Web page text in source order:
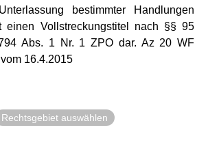
bestimmter Handlungen
einen Vollstreckungstitel nach §§ 95
Abs. 1 Nr. 1 ZPO dar. Az 20 WF
16.4.2015
Rechtsgebiet auswählen